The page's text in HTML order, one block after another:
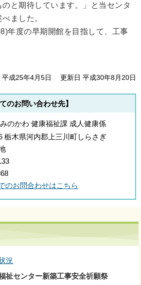
と期待しています。」と当センタ
ました。
年度の早期開館を目指して、工事
平成25年4月5日 更新日 平成30年8月20日
のお問い合わせ先】
のかわ 健康福祉課 成人健康係
栃木県河内郡上三川町しらさぎ
のお問合わせはこちら
況
祉センター新築工事安全祈願祭